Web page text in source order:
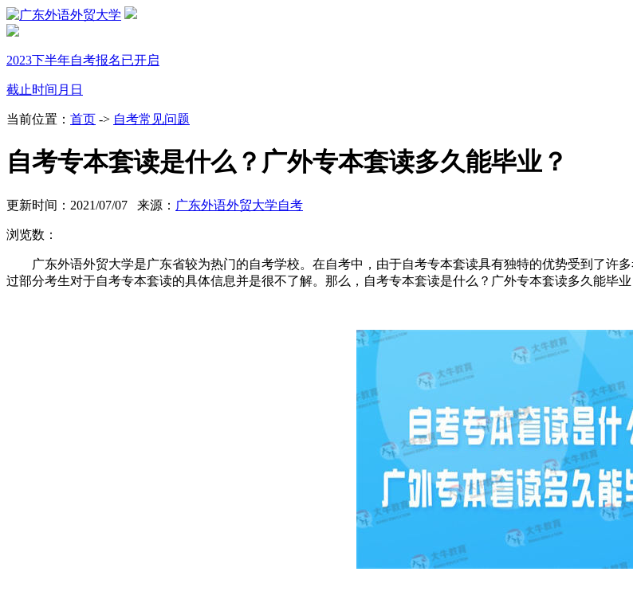
2023下半年自考报名已开启
截止时间 月 日
当前位置： 首页 -> 自考常见问题
自考专本套读是什么？广外专本套读多久能毕业？
更新时间：2021/07/07 来源： 广东外语外贸大学自考
浏览数：
广东外语外贸大学是广东省较为热门的自考学校。在自考中，由于自考专本套读具有独特的优势受到了许
过部分考生对于自考专本套读的具体信息并是很不了解。那么，自考专本套读是什么？广外专本套读多久能毕业